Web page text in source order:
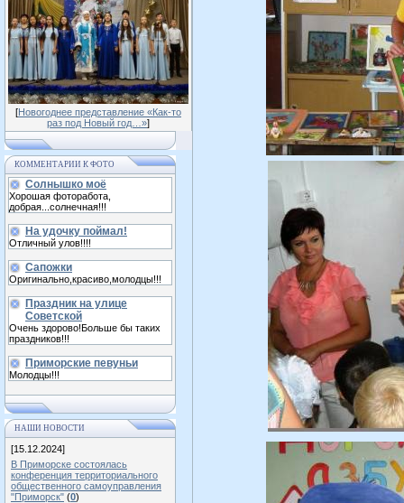
[Новогоднее представление «Как-то
раз под Новый год…»]
КОММЕНТАРИИ К ФОТО
Солнышко моё
Хорошая фоторабота,
добрая...солнечная!!!
На удочку поймал!
Отличный улов!!!!
Сапожки
Оригинально,красиво,молодцы!!!
Праздник на улице
Советской
Очень здорово!Больше бы таких
праздников!!!
Приморские певуньи
Молодцы!!!
НАШИ НОВОСТИ
[15.12.2024]
В Приморске состоялась
конференция территориального
общественного самоуправления
"Приморск" (0)